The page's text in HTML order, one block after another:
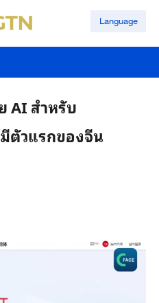
Language
AI สำหรับ
ตัวแรกของจีน